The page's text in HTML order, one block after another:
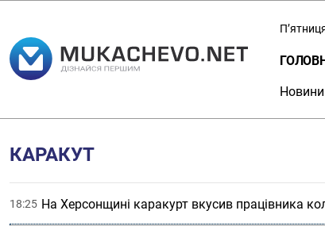
Новини
КАРАКУТ
18:25 На Херсонщині каракурт вкусив працівника